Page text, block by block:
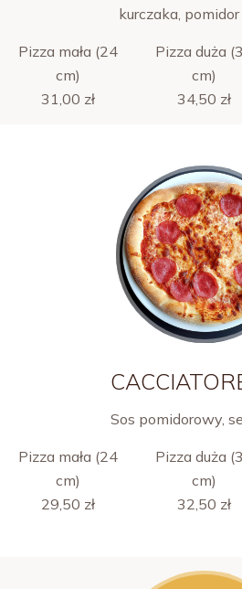
kurczaka,
Pizza mała (24
cm)
Pizza duża
cm)
31,00 zł
34,50 zł
Sos pomidorowy,
Pizza mała (24
cm)
Pizza duża
cm)
29,50 zł
32,50 zł